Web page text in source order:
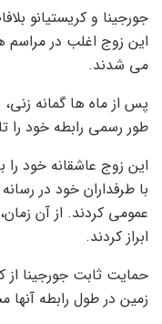
جورجینا و کریستیانو
این زوج اغلب در
می شدند.
طور رسمی رابطه خود را
این زوج عاشقانه خود
با طرفداران خود در
عمومی کردند. از آن
ابراز کردند.
حمایت ثابت جورجینا از
زمین در طول رابطه